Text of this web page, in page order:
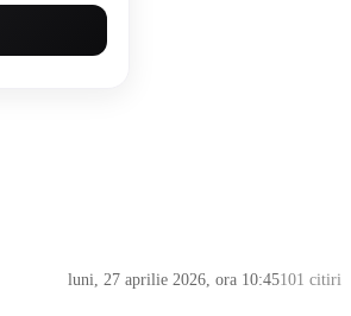
luni, 27 aprilie 2026, ora 10:45101 citiri